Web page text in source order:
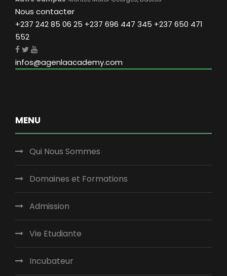
Nous contacter
+237 242 85 06 25 +237 696 447 345 +237 650 471
552
infos@agenlaacademy.com
MENU
Qui Nous Sommes
Domaines et Formations
Admission
Vie Etudiante
Incubateur